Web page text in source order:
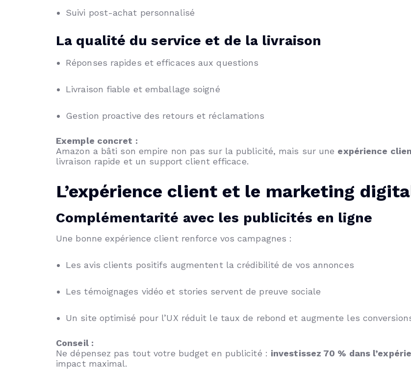
Suivi post-achat personnalisé
La qualité du service et de la livraison
Réponses rapides et efficaces aux questions
Livraison fiable et emballage soigné
Gestion proactive des retours et réclamations
Exemple concret :
Amazon a bâti son empire non pas sur la publicité, mais sur une expérience
livraison rapide et un support client efficace.
L’expérience client et le marketing
Complémentarité avec les publicités en ligne
Une bonne expérience client renforce vos campagnes :
Les avis clients positifs augmentent la crédibilité de vos annonces
Les témoignages vidéo et stories servent de preuve sociale
Un site optimisé pour l’UX réduit le taux de rebond et augmente les
Conseil :
Ne dépensez pas tout votre budget en publicité : investissez 70 % dans
impact maximal.